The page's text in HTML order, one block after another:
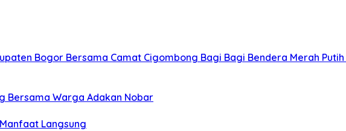
Bogor Bersama Camat Cigombong Bagi Bagi Bendera Merah
Bersama Warga Adakan Nobar
Langsung